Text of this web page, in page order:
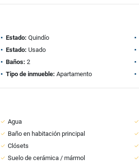
Estado: Quindío
Estado: Usado
Baños: 2
Tipo de inmueble: Apartamento
Agua
Baño en habitación principal
Clósets
Suelo de cerámica / mármol